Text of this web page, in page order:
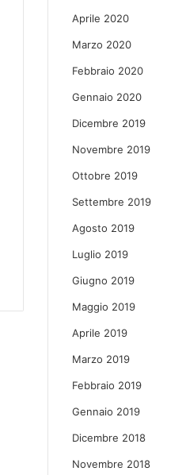
Aprile 2020
Marzo 2020
Febbraio 2020
Gennaio 2020
Dicembre 2019
Novembre 2019
Ottobre 2019
Settembre 2019
Agosto 2019
Luglio 2019
Giugno 2019
Maggio 2019
Aprile 2019
Marzo 2019
Febbraio 2019
Gennaio 2019
Dicembre 2018
Novembre 2018